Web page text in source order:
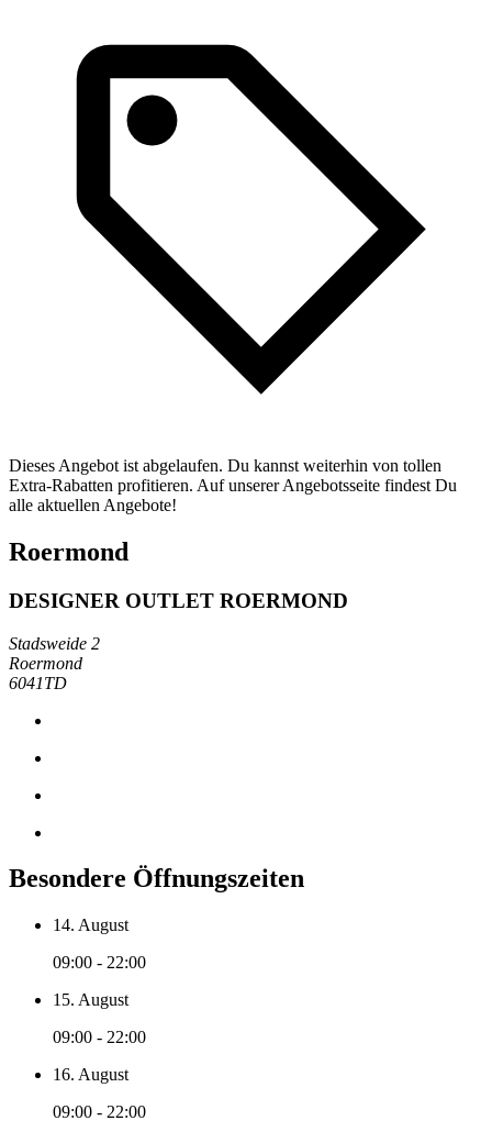
Dieses Angebot ist abgelaufen. Du kannst weiterhin von tollen
Extra-Rabatten profitieren. Auf unserer Angebotsseite findest Du
alle aktuellen Angebote!
Roermond
DESIGNER OUTLET ROERMOND
Stadsweide 2
Roermond
6041TD
Besondere Öffnungszeiten
14. August
09:00 - 22:00
15. August
09:00 - 22:00
16. August
09:00 - 22:00